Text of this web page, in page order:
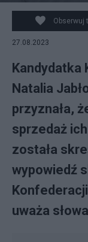
Krzysztof Bosak/
Obserwuj
27.08.2023
Kandydatka
Natalia
przyznała,
sprzedaż
została
wypowiedź
uważa